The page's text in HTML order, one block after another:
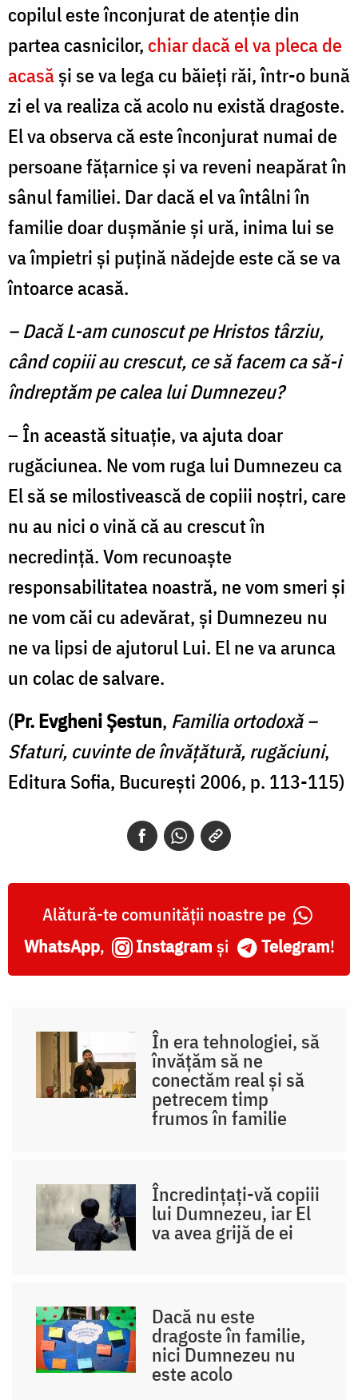
copilul este în­conjurat de atenţie din
partea casnicilor, chiar dacă el va pleca de
acasăşi se va lega cu băieţi răi, într-o bună
zi el va realiza că acolo nu există dragoste.
El va observa că este înconjurat numai de
persoane fă­ţarnice şi va reveni neapărat în
sânul familiei. Dar dacă el va întâlni în
familie doar duşmănie şi ură, inima lui se
va împietri şi puţină nădejde este că se va
întoarce acasă.
– Dacă L-am cunoscut pe Hristos târziu,
când copiii au crescut, ce să facem ca să-i
îndreptăm pe calea lui Dumnezeu?
– În această situaţie, va ajuta doar
rugăciunea. Ne vom ruga lui Dumnezeu ca
El să se milostivească de copiii noştri, care
nu au nici o vină că au cres­cut în
necredinţă. Vom recunoaşte
responsabilita­tea noastră, ne vom smeri şi
ne vom căi cu adevă­rat, şi Dumnezeu nu
ne va lipsi de ajutorul Lui. El ne va arunca
un colac de salvare.
(Pr. Evgheni Șestun, Familia ortodoxă –​
Sfaturi, cuvinte de învățătură, rugăciuni,
Editura Sofia, București 2006, p. 113-115)
Alătură-te comunității noastre pe
WhatsApp, Instagram și Telegram!
În era tehnologiei, să
învățăm să ne
conectăm real și să
petrecem timp
frumos în familie
Încredințați-vă copiii
lui Dumnezeu, iar El
va avea grijă de ei
Dacă nu este
dragoste în familie,
nici Dumnezeu nu
este acolo